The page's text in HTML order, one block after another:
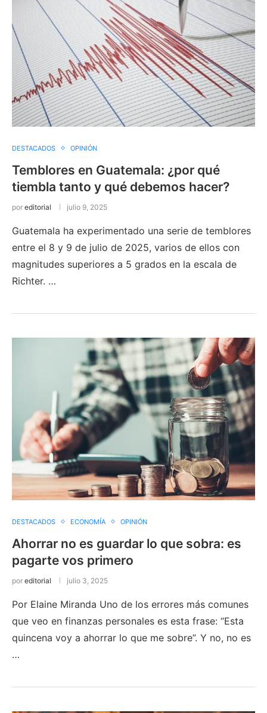
DESTACADOS OPINIÓN
Temblores en Guatemala: ¿por qué
tiembla tanto y qué debemos hacer?
por editorial julio 9, 2025
Guatemala ha experimentado una serie de temblores
entre el 8 y 9 de julio de 2025, varios de ellos con
magnitudes superiores a 5 grados en la escala de
Richter. …
DESTACADOS ECONOMÍA OPINIÓN
Ahorrar no es guardar lo que sobra: es
pagarte vos primero
por editorial julio 3, 2025
Por Elaine Miranda Uno de los errores más comunes
que veo en finanzas personales es esta frase: “Esta
quincena voy a ahorrar lo que me sobre”. Y no, no es
…